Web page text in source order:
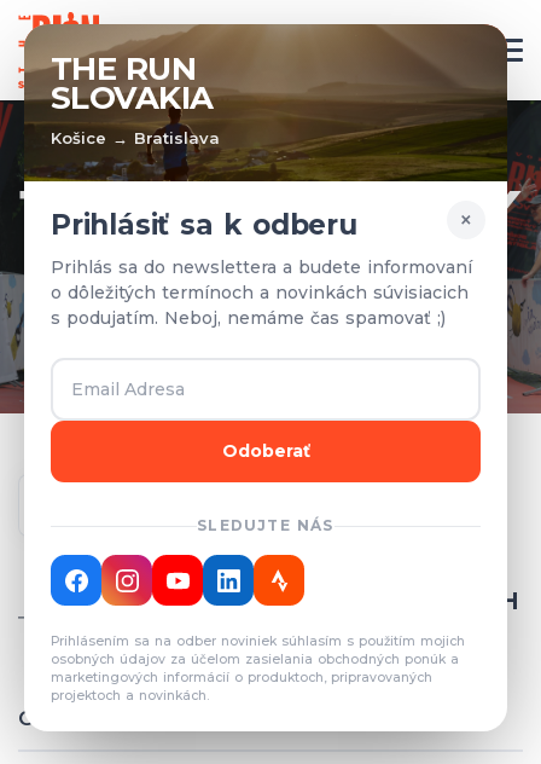
THE RUN
SLOVAKIA
Košice → Bratislava
×
Prihlásiť sa k odberu
Prihlás sa do newslettera a budete informovaní
o dôležitých termínoch a novinkách súvisiacich
s podujatím. Neboj, nemáme čas spamovať ;)
Odoberať
SLEDUJTE NÁS
Prihlásením sa na odber noviniek súhlasím s použitím mojich
osobných údajov za účelom zasielania obchodných ponúk a
marketingových informácií o produktoch, pripravovaných
projektoch a novinkách.
TÍMY A VÝSLEDKY
Prihlásené tímy a výsledky z
predchádzajúcich rokov.
CELKOVÝ POČET REGISTROVANÝCH
TÍMOV: 82
Celkové výsledky